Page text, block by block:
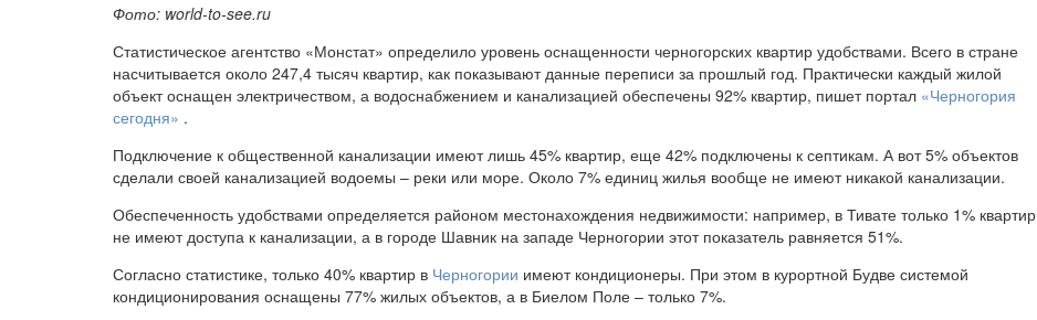
Фото: world-to-see.ru
Статистическое агентство «Монстат» определило уровень оснащенности черногорских квартир удобствами. Всего в стране
насчитывается около 247,4 тысяч квартир, как показывают данные переписи за прошлый год. Практически каждый жилой
объект оснащен электричеством, а водоснабжением и канализацией обеспечены 92% квартир, пишет портал «Черногория
сегодня» .
Подключение к общественной канализации имеют лишь 45% квартир, еще 42% подключены к септикам. А вот 5% объектов
сделали своей канализацией водоемы – реки или море. Около 7% единиц жилья вообще не имеют никакой канализации.
Обеспеченность удобствами определяется районом местонахождения недвижимости: например, в Тивате только 1% квартир
не имеют доступа к канализации, а в городе Шавник на западе Черногории этот показатель равняется 51%.
Согласно статистике, только 40% квартир в Черногории имеют кондиционеры. При этом в курортной Будве системой
кондиционирования оснащены 77% жилых объектов, а в Биелом Поле – только 7%.